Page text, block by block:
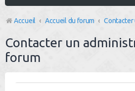
Accueil Accueil du forum
Contacter un
forum